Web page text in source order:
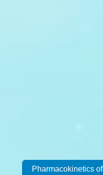
بعض الكتب المشابهة لـ Pharmacokinetics of